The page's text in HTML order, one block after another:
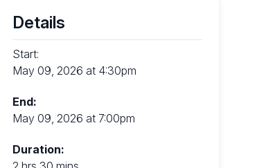
Details
Start:
May 09, 2026 at 4:30pm
End:
May 09, 2026 at 7:00pm
Duration: